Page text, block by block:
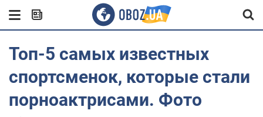
Топ-5 самых известных
спортсменок, которые стали
порноактрисами. Фото